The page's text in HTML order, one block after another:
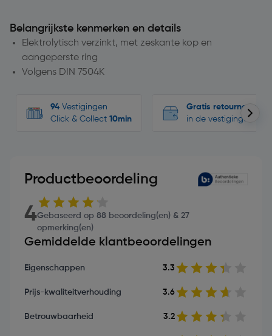
Belangrijkste kenmerken en details
Elektrolytisch verzinkt, met zeskante kop en
aangeperste ring
Volgens DIN 7504K
94 Vestigingen
Click & Collect 10min
Gratis retourneren
in de vestigingen
Productbeoordeling
4Gebaseerd op 88 beoordeling(en) & 27
opmerking(en)
Gemiddelde klantbeoordelingen
Eigenschappen 3.3
Prijs-kwaliteitverhouding 3.6
Betrouwbaarheid 3.2